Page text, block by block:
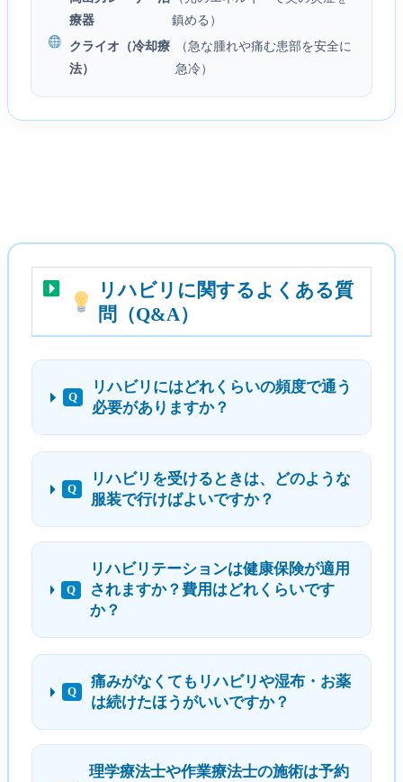
療器
鎮める）
クライオ（冷却療
法）
（急な腫れや痛む患部を安全に
急冷）
リハビリに関するよくある質
問（Q&A）
Q
リハビリにはどれくらいの頻度で通う
必要がありますか？
Q
リハビリを受けるときは、どのような
服装で行けばよいですか？
Q
リハビリテーションは健康保険が適用
されますか？費用はどれくらいです
か？
Q
痛みがなくてもリハビリや湿布・お薬
は続けたほうがいいですか？
理学療法士や作業療法士の施術は予約